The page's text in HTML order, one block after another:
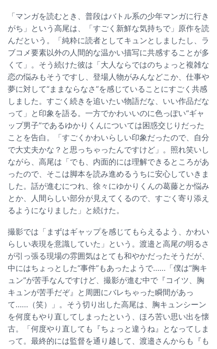
「マンガを読むとき、普段はバトル系の少年マンガに行き
がち」という高尾は、「すごく新鮮な気持ちで」原作を読
んだという。「純粋に読者としてキュンとしましたし、ラ
ブコメ要素以外の人間的な温かい描写に共感することが多
くて」。そう続けた彼は「大人ならではのちょっと複雑な
恋の悩みもそうですし、登場人物がみんなどこか、仕事や
夢に対して“ままならなさ”を感じていることにすごく共感
しました。すごく続きを追いたい物語だな、いい作品だな
って」と印象を語る。一方でかわいいのに色っぽい“ギャ
ップ男子”であるゆかりくんについては困惑交じりだった
ことを告白。「すごくかわいらしい印象だったので、自分
で大丈夫かな？と思っちゃったんですけど」。照れ笑いし
ながら、高尾は「でも、内面的には理解できるところがあ
ったので、そこは脚本を読み進めるうちに安心していきま
した。話が進むにつれ、徐々にゆかりくんの葛藤とか悩み
とか、人間らしい部分が見えてくるので、すごく寄り添え
るようになりました」と続けた。
撮影では「まずはギャップを感じてもらえるよう、かわい
らしい表現を意識していた」という。渡邉と高尾の明るさ
が引っ張る現場の雰囲気はとても和やかだったそうだが、
中にはちょっとした“事件”もあったようで……「僕は“胸キ
ュン”が苦手なんですけど、撮影が進む中で『コイツ、胸
キュンが苦手だぞ』と周囲にバレちゃった瞬間があっ
て……（笑）」。そう切り出した高尾は、胸キュンシーン
を何度もやり直してしまったという、ほろ苦い思い出を懐
古。「何度やり直しても『ちょっと違うね』となってしま
って。最終的には監督を通り越して、渡邉さんからも『も